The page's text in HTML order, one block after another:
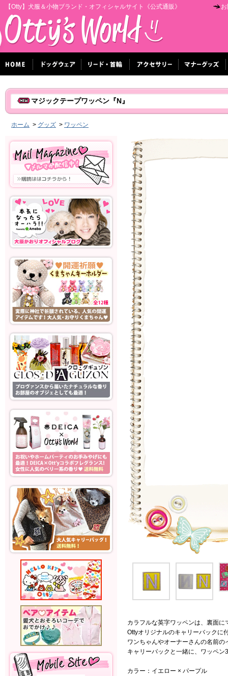
【Otty】犬服＆小物ブランド・オフィシャルサイト《公式通販》
マジックテープワッペン『N』
ホーム > グッズ > ワッペン
カラフルな英字ワッペンは、裏面
Ottyオリジナルのキャリーバックに
ワンちゃんやオーナーさんの名前
キャリーバックと一緒に、ワッペ
カラー：イエロー × パープル